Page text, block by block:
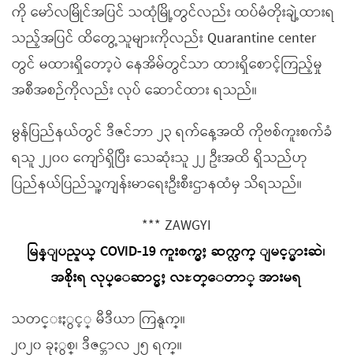
ကို မော်လမြိုင်အပြင် သထုံမြို့တွင်လည်း ထပ်မံတိုးချဲ့ထားရ
သည့်အပြင် ထိတွေ့သူများကိုလည်း Quarantine center
တွင် မထားရှိတော့ပဲ နေအိမ်တွင်သာ ထားရှိစောင့်ကြည့်မှု
အစီအစဉ်ကိုလည်း လုပ် ဆောင်ထား ရသည်။
မွန်ပြည်နယ်တွင် ဒီဇင်ဘာ ၂၃ ရက်နေ့အထိ ကိုဗစ်ကူးစက်ခံ
ရသူ ၂၂၀၀ ကျော်ရှိပြီး သေဆုံးသူ ၂၂ ဦးအထိ ရှိသည်ဟု
ပြည်နယ်ပြည်သူ့ကျန်းမာရေးဦးစီးဌာနထံမှ သိရသည်။
*** ZAWGYI
မြန္ျပည္နယ္ COVID-19 ကူးစက္မႈ ဆက္လက္ ျမင့္မားဆဲ၊
အစိုးရ လုပ္ေဆာင္မႈ လႊတ္ေတာ္ အားမရ
သတင္းႏွင့္ မီဒီယာ ကြန္ရက္။
၂၀၂၀ ခုႏွစ္၊ ဒီဇင္ဘာလ ၂၅ ရက္။